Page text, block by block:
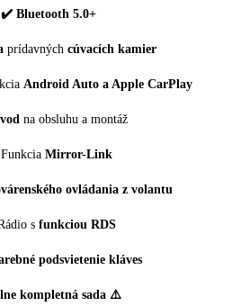
✔️ Bluetooth 5.0+
prídavných cúvacích kamier
Android Auto a Apple CarPlay
na obsluhu a montáž
Mirror-Link
ovládania z volantu
s funkciou RDS
podsvietenie kláves
kompletná sada ⚠️